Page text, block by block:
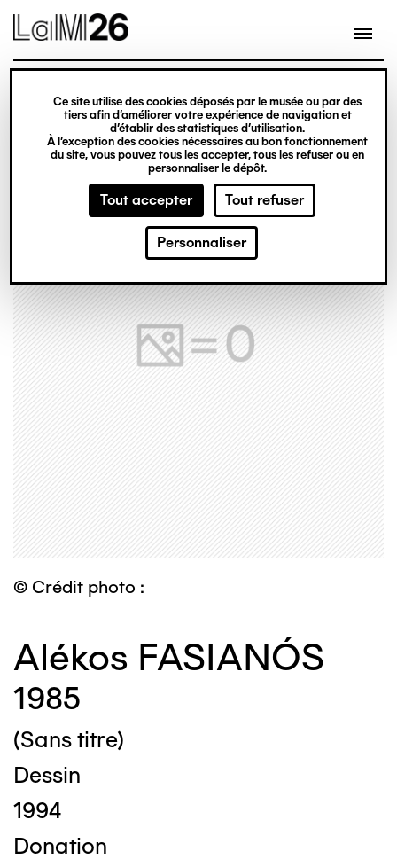
Gestion des cookies
Ce site utilise des cookies déposés par le musée ou par des
tiers afin d’améliorer votre expérience de navigation et
d’établir des statistiques d’utilisation.
À l’exception des cookies nécessaires au bon fonctionnement
du site, vous pouvez tous les accepter, tous les refuser ou en
personnaliser le dépôt.
Tout accepter Tout refuser
Personnaliser
contenu
© Crédit photo :
Alékos FASIANÓS
1985
(Sans titre)
Dessin
1994
Donation